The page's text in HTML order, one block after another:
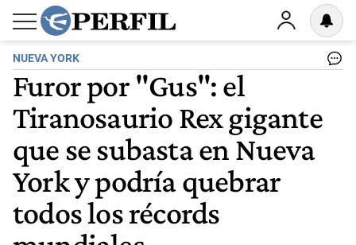
NUEVA YORK
Furor por "Gus": el
Tiranosaurio Rex gigante
que se subasta en Nueva
York y podría quebrar
todos los récords